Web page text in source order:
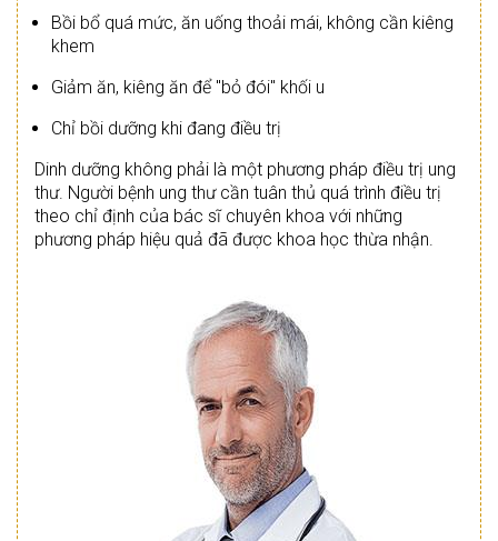
Bồi bổ quá mức, ăn uống thoải mái, không cần kiêng
khem
Giảm ăn, kiêng ăn để "bỏ đói" khối u
Chỉ bồi dưỡng khi đang điều trị
Dinh dưỡng không phải là một phương pháp điều trị ung
thư. Người bệnh ung thư cần tuân thủ quá trình điều trị
theo chỉ định của bác sĩ chuyên khoa với những
phương pháp hiệu quả đã được khoa học thừa nhận.